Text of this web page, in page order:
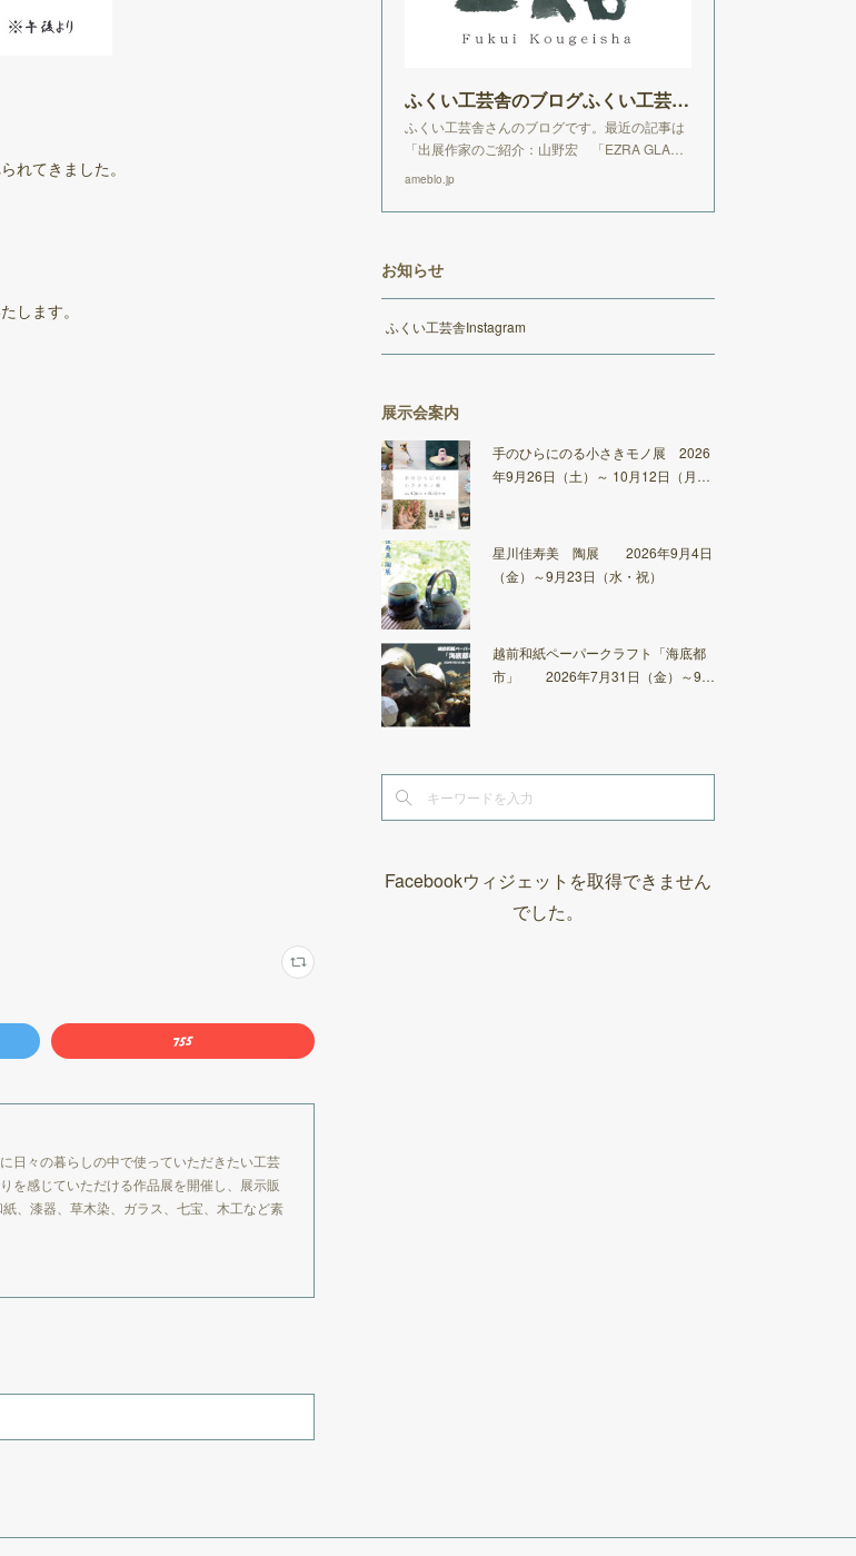
れてきました。
します。
日々の暮らしの中で使っていただきたい工芸
を感じていただける作品展を開催し、展示販
、漆器、草木染、ガラス、七宝、木工など素
ふくい工芸舎のブログふくい工芸舎のブログ
ふくい工芸舎さんのブログです。最近の記事は
「出展作家のご紹介：山野宏 「EZRA GLA…
ameblo.jp
お知らせ
ふくい工芸舎Instagram
展示会案内
手のひらにのる小さきモノ展 2026
年9月26日（土）～ 10月12日（月…
星川佳寿美 陶展 2026年9月4日
（金）～9月23日（水・祝）
越前和紙ペーパークラフト「海底都
市」 2026年7月31日（金）～9…
Facebookウィジェットを取得できません
でした。